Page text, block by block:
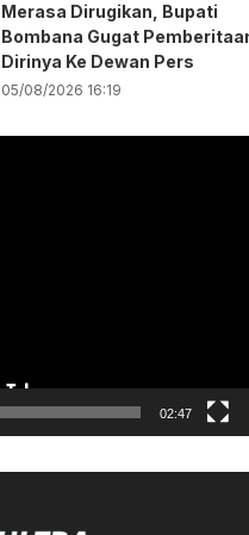
Merasa Dirugikan, Bupati
Bombana Gugat
Dirinya Ke Dewan Pers
05/08/2026 16:19
02:47